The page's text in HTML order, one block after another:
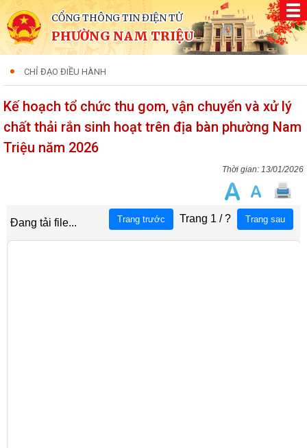
CỔNG THÔNG TIN ĐIỆN TỬ
PHƯỜNG NAM TRIỆU
CHỈ ĐẠO ĐIỀU HÀNH
Kế hoạch tổ chức thu gom, vận chuyển và xử lý
chất thải rắn sinh hoạt trên địa bàn phường Nam
Triệu năm 2026
13/01/2026